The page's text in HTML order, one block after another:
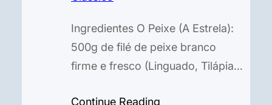
Ingredientes O Peixe (A Estrela):
500g de filé de peixe branco
firme e fresco (Linguado, Tilápia,
Continue Reading